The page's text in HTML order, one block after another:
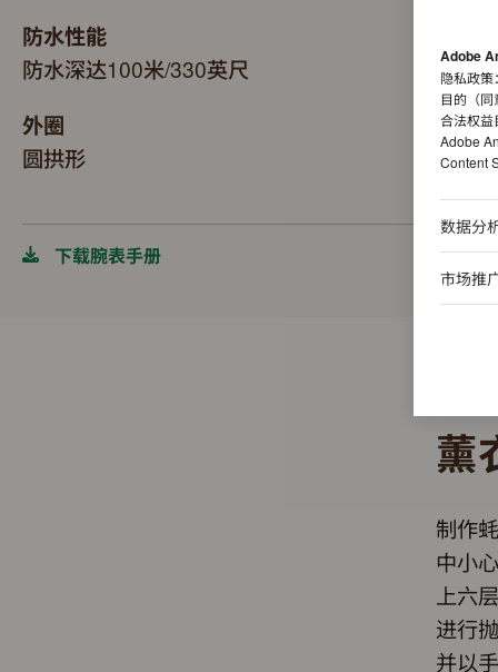
防水性能
防水深达100米/330英尺
外圈
圆拱形
下载腕表手册
薰
制作
中小
上六
进行
并以
Adobe
隐私政策
目的（同
合法权益
Adobe
Content
数据分
市场推